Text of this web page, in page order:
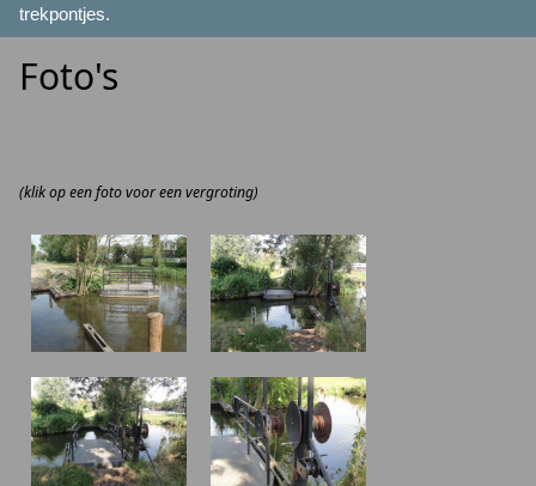
trekpontjes.
Foto's
(klik op een foto voor een vergroting)